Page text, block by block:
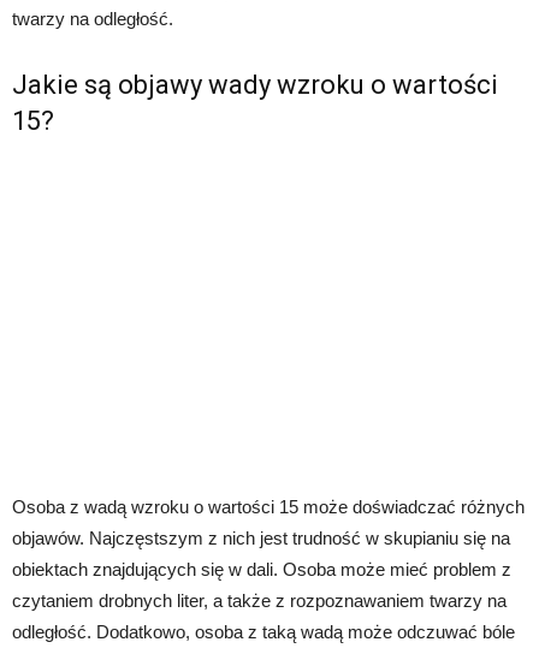
twarzy na odległość.
Jakie są objawy wady wzroku o wartości
15?
Osoba z wadą wzroku o wartości 15 może doświadczać różnych
objawów. Najczęstszym z nich jest trudność w skupianiu się na
obiektach znajdujących się w dali. Osoba może mieć problem z
czytaniem drobnych liter, a także z rozpoznawaniem twarzy na
odległość. Dodatkowo, osoba z taką wadą może odczuwać bóle